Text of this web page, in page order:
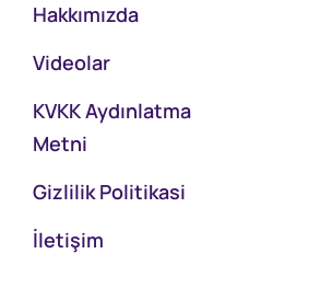
Hakkımızda
Videolar
KVKK Aydınlatma
Metni
Gizlilik Politikasi
İletişim